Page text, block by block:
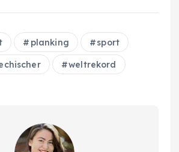
planking sport
weltrekord